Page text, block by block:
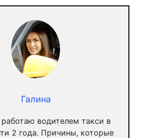
Галина
водителем такси в
2 года. Причины, которые